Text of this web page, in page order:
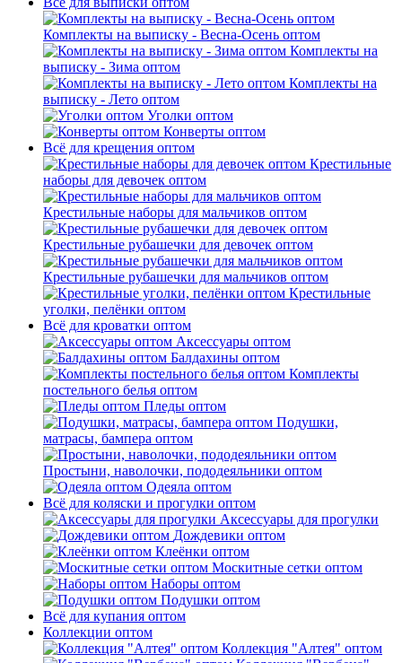
Комплекты на выписку - Весна-Осень оптом
Комплекты на
выписку - Зима оптом
Комплекты на
выписку - Лето оптом
Уголки оптом
Конверты оптом
Всё для крещения оптом
Крестильные
наборы для девочек оптом
Крестильные наборы для мальчиков оптом
Крестильные рубашечки для девочек оптом
Крестильные рубашечки для мальчиков оптом
Крестильные
уголки, пелёнки оптом
Всё для кроватки оптом
Аксессуары оптом
Балдахины оптом
Комплекты
постельного белья оптом
Пледы оптом
Подушки,
матрасы, бампера оптом
Простыни, наволочки, пододеяльники оптом
Одеяла оптом
Всё для коляски и прогулки оптом
Аксессуары для прогулки
Дождевики оптом
Клеёнки оптом
Москитные сетки оптом
Наборы оптом
Подушки оптом
Всё для купания оптом
Коллекции оптом
Коллекция "Алтея" оптом